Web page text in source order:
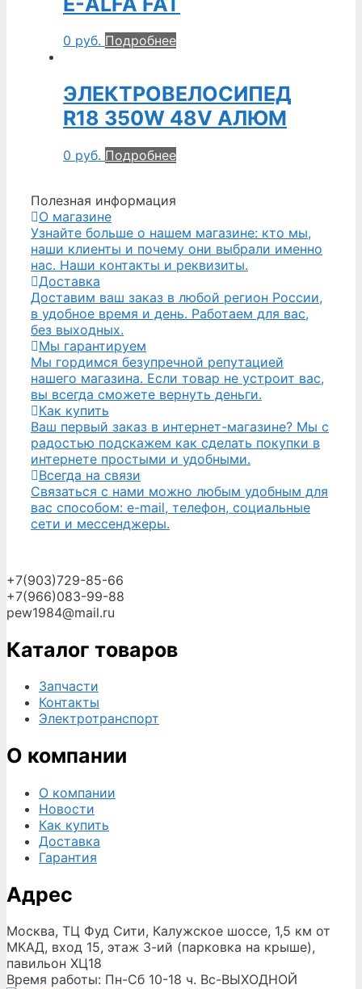
0 руб. Подробнее
ЭЛЕКТРОВЕЛОСИПЕД
R18 350W 48V АЛЮМ
0 руб. Подробнее
Полезная информация
О магазине
Узнайте больше о нашем магазине: кто мы,
наши клиенты и почему они выбрали именно
нас. Наши контакты и реквизиты.
Доставка
Доставим ваш заказ в любой регион России,
в удобное время и день. Работаем для вас,
без выходных.
Мы гарантируем
Мы гордимся безупречной репутацией
нашего магазина. Если товар не устроит вас,
вы всегда сможете вернуть деньги.
Как купить
Ваш первый заказ в интернет-магазине? Мы с
радостью подскажем как сделать покупки в
интернете простыми и удобными.
Всегда на связи
Связаться с нами можно любым удобным для
вас способом: e-mail, телефон, социальные
сети и мессенджеры.
+7(903)729-85-66
+7(966)083-99-88
pew1984@mail.ru
Каталог товаров
Запчасти
Контакты
Электротранспорт
О компании
О компании
Новости
Как купить
Доставка
Гарантия
Адрес
Москва, ТЦ Фуд Сити, Калужское шоссе, 1,5 км от
МКАД, вход 15, этаж 3-ий (парковка на крыше),
павильон ХЦ18
Время работы: Пн-Сб 10-18 ч. Вс-ВЫХОДНОЙ